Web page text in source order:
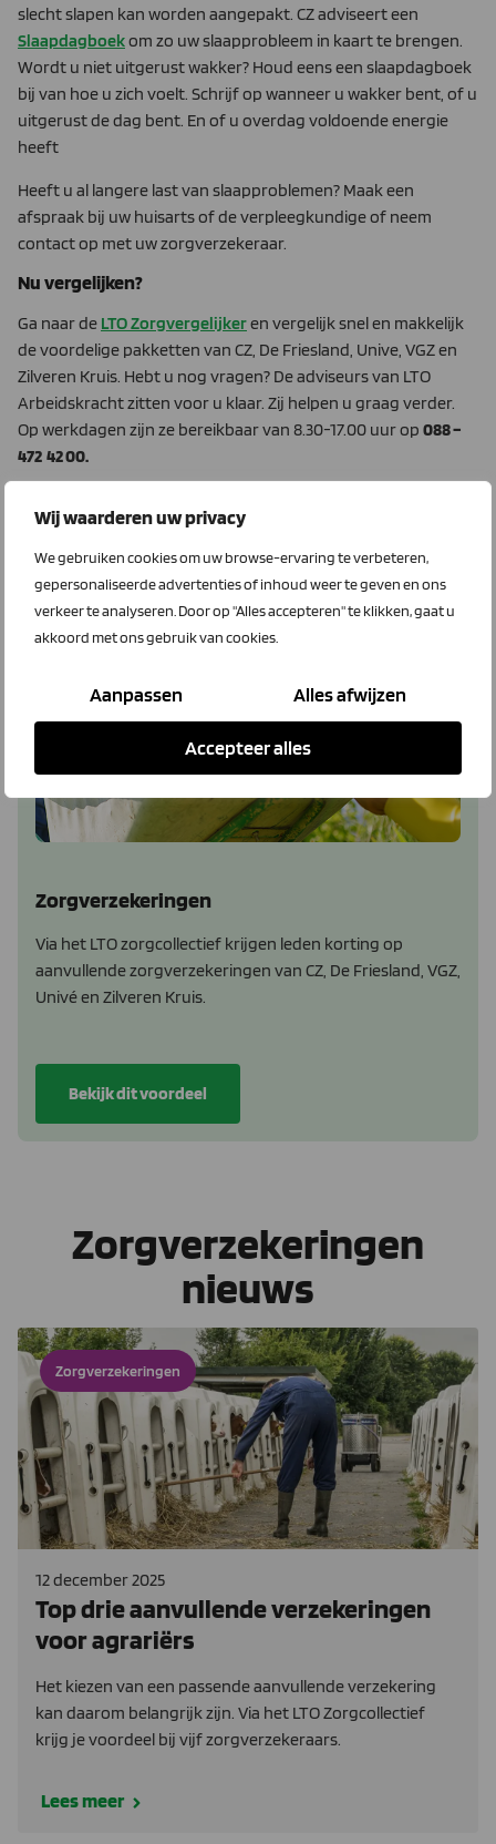
Wij waarderen uw privacy
We gebruiken cookies om uw browse-ervaring te verbeteren,
gepersonaliseerde advertenties of inhoud weer te geven en ons
verkeer te analyseren. Door op "Alles accepteren" te klikken, gaat u
akkoord met ons gebruik van cookies.
Aanpassen Alles afwijzen
Accepteer alles
slecht slapen kan worden aangepakt. CZ adviseert een
Slaapdagboekom zo uw slaapprobleem in kaart te brengen.
Wordt u niet uitgerust wakker? Houd eens een slaapdagboek
bij van hoe u zich voelt. Schrijf op wanneer u wakker bent, of u
uitgerust de dag bent. En of u overdag voldoende energie
heeft
Heeft u al langere last van slaapproblemen? Maak een
afspraak bij uw huisarts of de verpleegkundige of neem
contact op met uw zorgverzekeraar.
Nu vergelijken?
Ga naar de LTO Zorgvergelijkeren vergelijk snel en makkelijk
de voordelige pakketten van CZ, De Friesland, Unive, VGZ en
Zilveren Kruis. Hebt u nog vragen? De adviseurs van LTO
Arbeidskracht zitten voor u klaar. Zij helpen u graag verder.
Op werkdagen zijn ze bereikbaar van 8.30-17.00 uur op 088 –
472 42 00.
Korting op aanvullende pakketten
Zorgverzekeringen
Via het LTO zorgcollectief krijgen leden korting op
aanvullende zorgverzekeringen van CZ, De Friesland, VGZ,
Univé en Zilveren Kruis.
Bekijk dit voordeel
Zorgverzekeringen
nieuws
Zorgverzekeringen
12 december 2025
Top drie aanvullende verzekeringen
voor agrariërs
Het kiezen van een passende aanvullende verzekering
kan daarom belangrijk zijn. Via het LTO Zorgcollectief
krijg je voordeel bij vijf zorgverzekeraars.
Lees meer